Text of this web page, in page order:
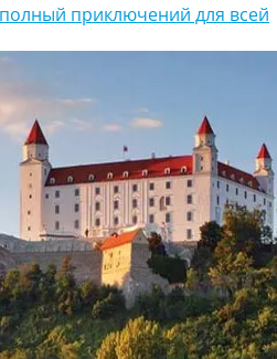
приключений для всей